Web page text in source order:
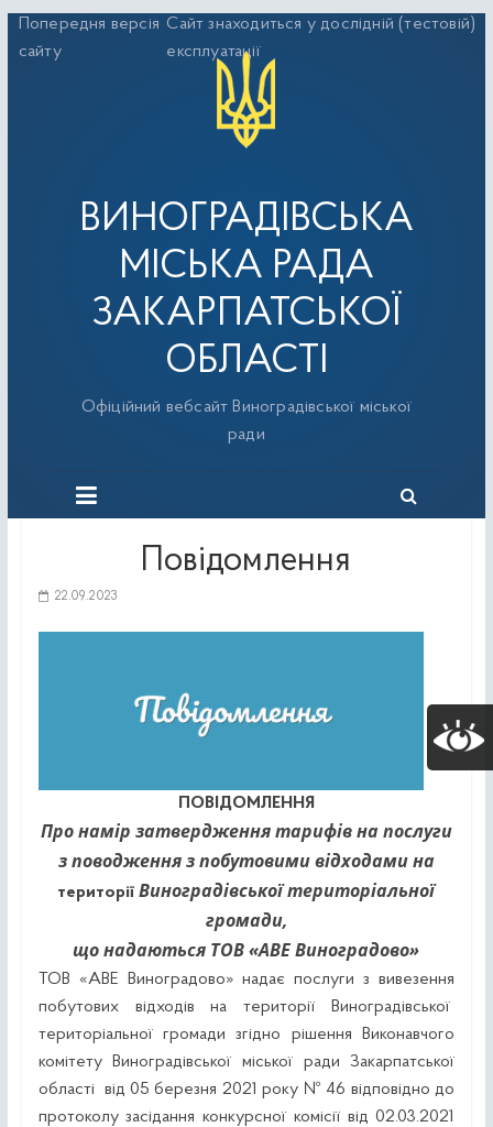
Перейти
до
Попередня версія
сайту
Сайт знаходиться у дослідній (тестовій)
експлуатації
ВИНОГРАДІВСЬКА
МІСЬКА РАДА
ЗАКАРПАТСЬКОЇ
ОБЛАСТІ
Офіційний вебсайт Виноградівської міської
ради
Повідомлення
22.09.2023
ПОВІДОМЛЕННЯ
Про намір затвердження тарифів на послуги
з поводження з побутовими відходами на
територіїВиноградівськоїтериторіальної
громади,
що надаються ТОВ«АВЕ Виноградово»
ТОВ «АВЕ Виноградово» надає послуги з вивезення
побутових відходів на території Виноградівської
територіальної громади згідно рішення Виконавчого
комітету Виноградівської міської ради Закарпатської
області від 05 березня 2021 року № 46 відповідно до
протоколу засідання конкурсної комісії від 02.03.2021